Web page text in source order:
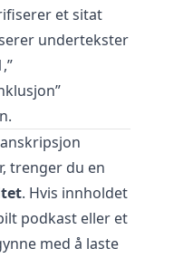
et sitat
undertekster
trenger du en
. Hvis innholdet
podkast eller et
med å laste